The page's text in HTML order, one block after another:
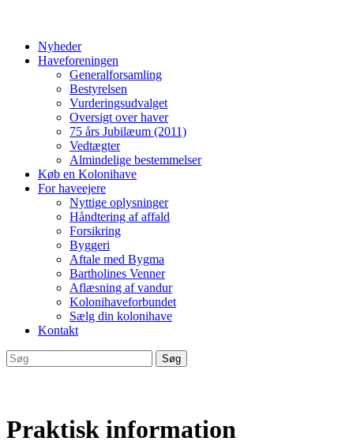
Nyheder
Haveforeningen
Generalforsamling
Bestyrelsen
Vurderingsudvalget
Oversigt over haver
75 års Jubilæum (2011)
Vedtægter
Almindelige bestemmelser
Køb en Kolonihave
For haveejere
Nyttige oplysninger
Håndtering af affald
Forsikring
Byggeri
Aftale med Bygma
Bartholines Venner
Aflæsning af vandur
Kolonihaveforbundet
Sælg din kolonihave
Kontakt
Søg
Praktisk information